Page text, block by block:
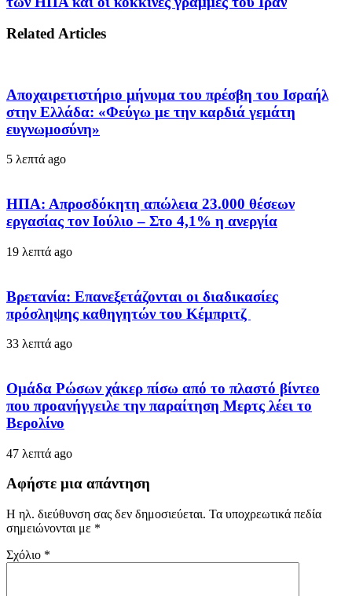
Related Articles
Αποχαιρετιστήριο μήνυμα του πρέσβη του Ισραήλ
στην Ελλάδα: «Φεύγω με την καρδιά γεμάτη
ευγνωμοσύνη»
5 λεπτά ago
ΗΠΑ: Απροσδόκητη απώλεια 23.000 θέσεων
εργασίας τον Ιούλιο – Στο 4,1% η ανεργία
19 λεπτά ago
Βρετανία: Επανεξετάζονται οι διαδικασίες
πρόσληψης καθηγητών του Κέμπριτζ
33 λεπτά ago
Ομάδα Ρώσων χάκερ πίσω από το πλαστό βίντεο
που προανήγγειλε την παραίτηση Μερτς λέει το
Βερολίνο
47 λεπτά ago
Αφήστε μια απάντηση
Η ηλ. διεύθυνση σας δεν δημοσιεύεται. Τα υποχρεωτικά πεδία
σημειώνονται με *
Σχόλιο *